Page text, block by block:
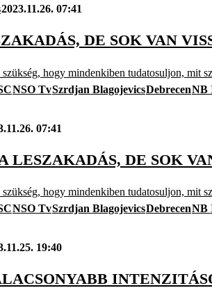
2023.11.26. 07:41
DE SOK VAN
hogy mindenkiben tudatosuljon, mit
NSO TvSzrdjan BlagojevicsDebrecenNB
07:41
LESZAKADÁS, DE SOK
hogy mindenkiben tudatosuljon, mit
NSO TvSzrdjan BlagojevicsDebrecenNB
19:40